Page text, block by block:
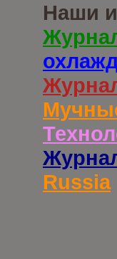
Наши
Russia